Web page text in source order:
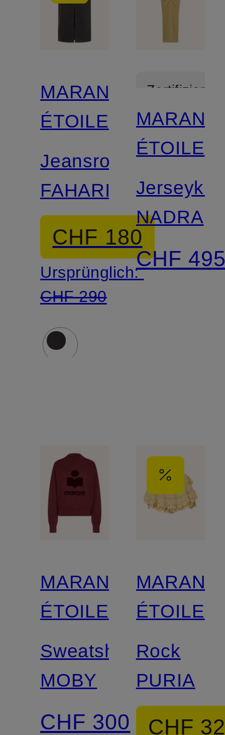
MARANT
ÉTOILE
Jeansrock
FAHARIA
CHF 180
Ursprünglich:
CHF 290
Zertifiziert
MARANT
ÉTOILE
NADRA
CHF
MARANT
ÉTOILE
Sweatshirt
MOBY
CHF 300
MARANT
ÉTOILE
Rock
PURIA
CHF